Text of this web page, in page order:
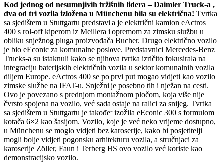
Kod jednog od nesumnjivih tržišnih lidera – Daimler Truck-a ,
dva od tri vozila izložena u Münchenu bila su električna! Tvrtka
sa sjedištem u Stuttgartu predstavila je električni kamion eActros
400 s rol-off kiperom iz Meillera i opremom za zimsku službu u
obliku snježnog pluga proizvođača Bucher. Drugo električno vozilo
je bio eEconic za komunalne poslove. Predstavnici Mercedes-Benz
Trucks-a su istaknuli kako se njihova tvrtka izričito fokusirala na
integraciju baterijskih električnih vozila u sektor komunalnih vozila
diljem Europe. eActros 400 se po prvi put mogao vidjeti kao vozilo
zimske službe na IFAT-u. Snježni je posebno tih i nježan na cesti.
Ovo je povezano s prednjom montažnom pločom, koja više nije
čvrsto spojena na vozilo, već sada ostaje na ralici za snijeg. Tvrtka
sa sjedištem u Stuttgartu je također izožila eEconic 300 s formulom
kotača 6×2 kao šasijom. Vozilo, koje je već neko vrijeme dostupno,
u Münchenu se moglo vidjeti bez karoserije, kako bi posjetitelji
mogli bolje vidjeti pogonsku arhitekturu vozila, a stručnjaci za
karoserije Zöller, Faun i Terberg HS ovo vozilo već koriste kao
demonstracijsko vozilo.